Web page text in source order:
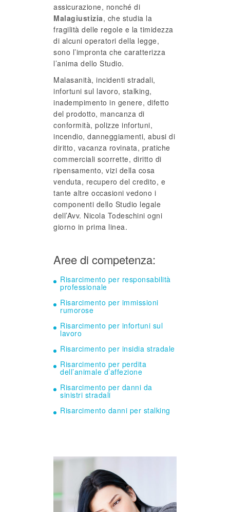
assicurazione, nonché di
Malagiustizia, che studia la
fragilità delle regole e la timidezza
di alcuni operatori della legge,
sono l’impronta che caratterizza
l’anima dello Studio.
Malasanità, incidenti stradali,
infortuni sul lavoro, stalking,
inadempimento in genere, difetto
del prodotto, mancanza di
conformità, polizze infortuni,
incendio, danneggiamenti, abusi di
diritto, vacanza rovinata, pratiche
commerciali scorrette, diritto di
ripensamento, vizi della cosa
venduta, recupero del credito, e
tante altre occasioni vedono i
componenti dello Studio legale
dell’Avv. Nicola Todeschini ogni
giorno in prima linea.
Aree di competenza:
Risarcimento per responsabilità
professionale
Risarcimento per immissioni
rumorose
Risarcimento per infortuni sul
lavoro
Risarcimento per insidia stradale
Risarcimento per perdita
dell’animale d’affezione
Risarcimento per danni da
sinistri stradali
Risarcimento danni per stalking